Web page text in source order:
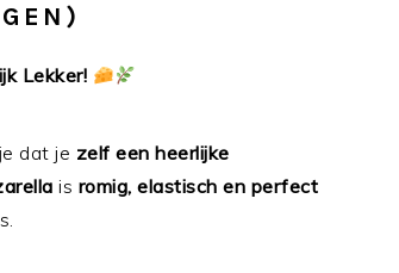
Lekker!
dat je zelf een heerlijke
is romig, elastisch en perfect